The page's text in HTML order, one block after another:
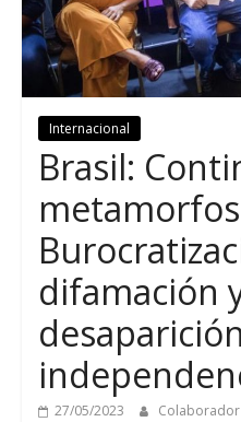
Internacional
Brasil:
difamación
27/05/2023 Colaborador